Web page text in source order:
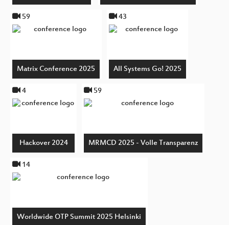
59
Matrix Conference 2025
43
All Systems Go! 2025
4
Hackover 2024
59
MRMCD 2025 - Volle Transparenz
14
Worldwide OTP Summit 2025 Helsinki